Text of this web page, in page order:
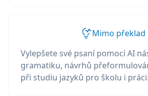
Mimo překlad
Vylepšete své psaní pomocí AI
gramatiku, návrhů
při studiu jazyků pro školu i práci.